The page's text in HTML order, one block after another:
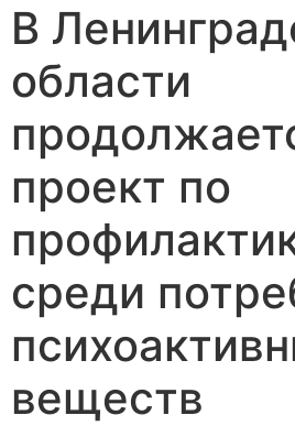
В
области
проект по
среди
веществ